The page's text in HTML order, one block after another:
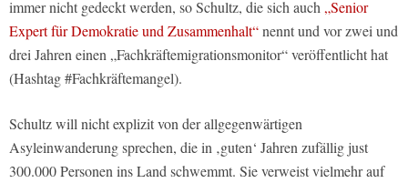
immer nicht gedeckt werden, so Schultz, die sich auch „Senior
Expert für Demokratie und Zusammenhalt“nennt und vor zwei und
drei Jahren einen „Fachkräftemigrationsmonitor“ veröffentlicht hat
(Hashtag #Fachkräftemangel).
Schultz will nicht explizit von der allgegenwärtigen
Asyleinwanderung sprechen, die in ‚guten‘ Jahren zufällig just
300.000 Personen ins Land schwemmt. Sie verweist vielmehr auf